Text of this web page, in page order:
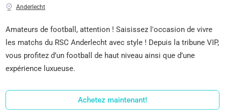
Anderlecht
Amateurs de football, attention ! Saisissez l'occasion de vivre
les matchs du RSC Anderlecht avec style ! Depuis la tribune VIP,
vous profitez d’un football de haut niveau ainsi que d’une
expérience luxueuse.
Achetez maintenant!